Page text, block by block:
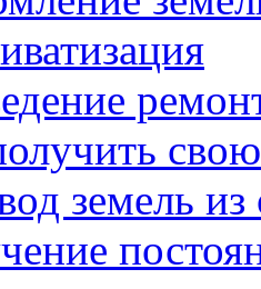
земель